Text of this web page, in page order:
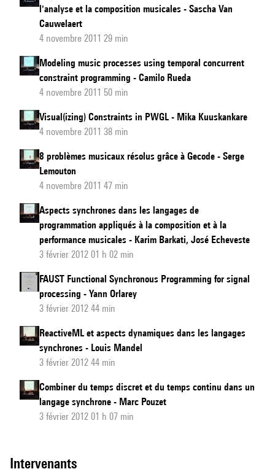
l'analyse et la composition musicales - Sascha Van
Cauwelaert
4 novembre 2011 29 min
Modeling music processes using temporal concurrent
constraint programming - Camilo Rueda
4 novembre 2011 50 min
Visual(izing) Constraints in PWGL - Mika Kuuskankare
4 novembre 2011 38 min
8 problèmes musicaux résolus grâce à Gecode - Serge
Lemouton
4 novembre 2011 47 min
Aspects synchrones dans les langages de
programmation appliqués à la composition et à la
performance musicales - Karim Barkati, José Echeveste
3 février 2012 01 h 02 min
FAUST Functional Synchronous Programming for signal
processing - Yann Orlarey
3 février 2012 44 min
ReactiveML et aspects dynamiques dans les langages
synchrones - Louis Mandel
3 février 2012 44 min
Combiner du temps discret et du temps continu dans un
langage synchrone - Marc Pouzet
3 février 2012 01 h 07 min
intervenants